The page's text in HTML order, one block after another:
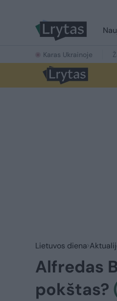
Karas Ukrainoje
Lietuvos diena
Alfredas
pokštas?